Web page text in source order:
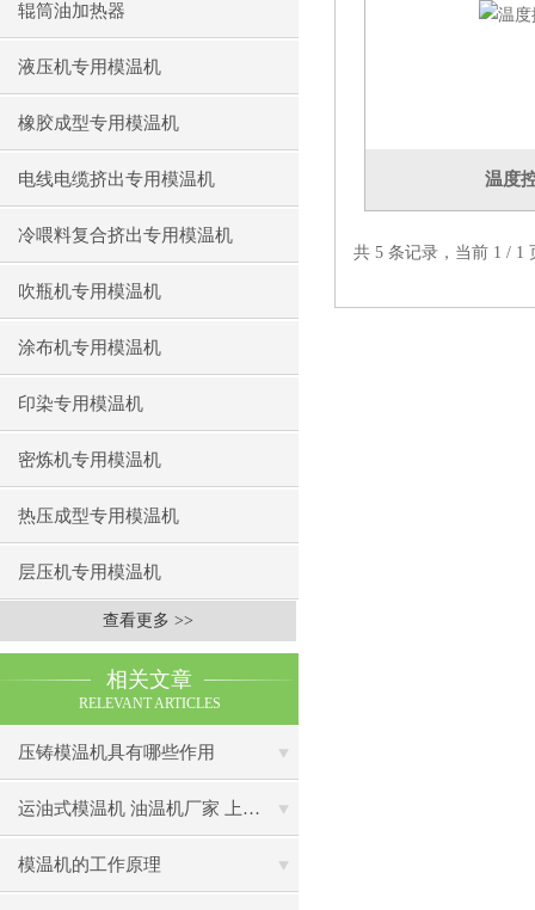
辊筒油加热器
液压机专用模温机
橡胶成型专用模温机
电线电缆挤出专用模温机
冷喂料复合挤出专用模温机
吹瓶机专用模温机
涂布机专用模温机
印染专用模温机
密炼机专用模温机
热压成型专用模温机
层压机专用模温机
查看更多 >>
相关文章
RELEVANT ARTICLES
压铸模温机具有哪些作用
运油式模温机 油温机厂家 上海祝松机械油温机优势
模温机的工作原理
温度
共 5 条记录，当前 1 /